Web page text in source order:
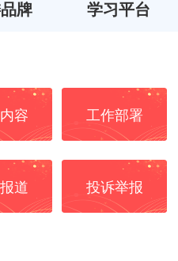
牌 学习平台
容 工作部署
道 投诉举报